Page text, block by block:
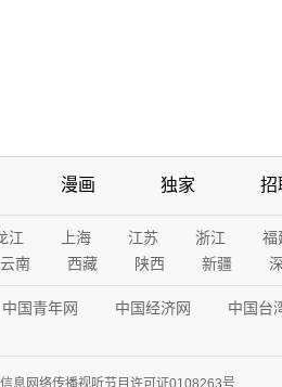
漫画 独家 招
江 上海 江苏 浙江 福
云南 西藏 陕西 新疆
中国青年网 中国经济网 中国台
信息网络传播视听节目许可证0108263号